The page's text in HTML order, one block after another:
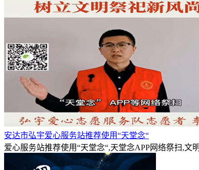
安达市弘宇爱心服务站推荐使用“天堂念“
爱心服务站推荐使用“天堂念“,天堂念APP网络祭扫,